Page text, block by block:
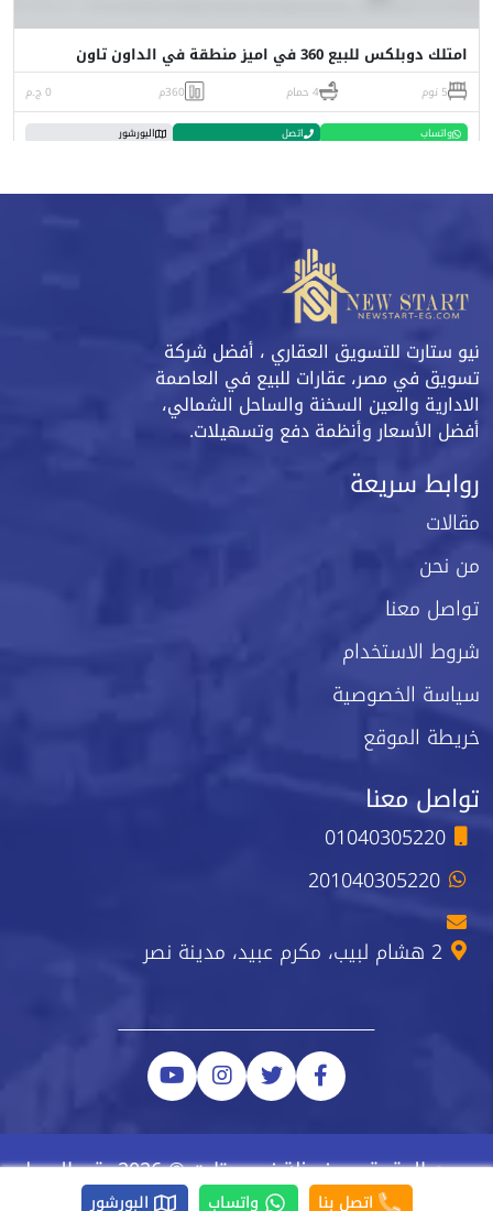
امتلك دوبلكس للبيع 360 في اميز منطقة في الداون تاون
5 نوم 4 حمام 360م 0 ج.م
واتساب اتصل البورشور
نيو ستارت للتسويق العقاري ، أفضل شركة
تسويق في مصر، عقارات للبيع في العاصمة
الادارية والعين السخنة والساحل الشمالي،
أفضل الأسعار وأنظمة دفع وتسهيلات.
روابط سريعة
مقالات
من نحن
تواصل معنا
شروط الاستخدام
سياسة الخصوصية
خريطة الموقع
تواصل معنا
01040305220
201040305220
2 هشام لبيب، مكرم عبيد، مدينة نصر
جميع الحقوق محفوظة نيو ستارت © 2026 رقم السجل
الضريبي 223-743-723اتصل بنا واتساب البورشور